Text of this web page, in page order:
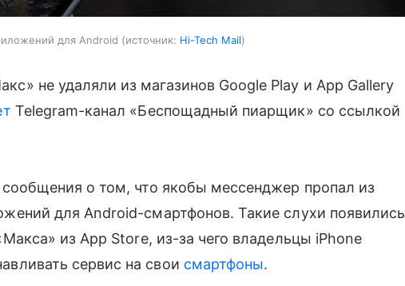
для Android источник: Hi-Tech Mail
не удаляли из магазинов Google Play и App Gallery
Telegram-канал «Беспощадный пиарщик» со ссылкой
о том, что якобы мессенджер пропал из
для Android-смартфонов. Такие слухи появились
из App Store, из-за чего владельцы iPhone
сервис на свои смартфоны.